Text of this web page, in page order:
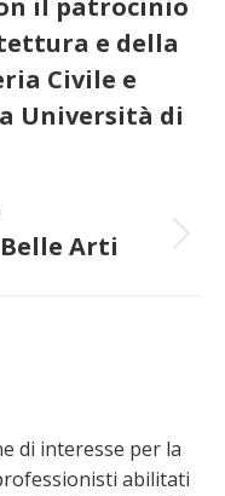
il patrocinio
e della
Civile e
Università di
Arti
di interesse per la
abilitati